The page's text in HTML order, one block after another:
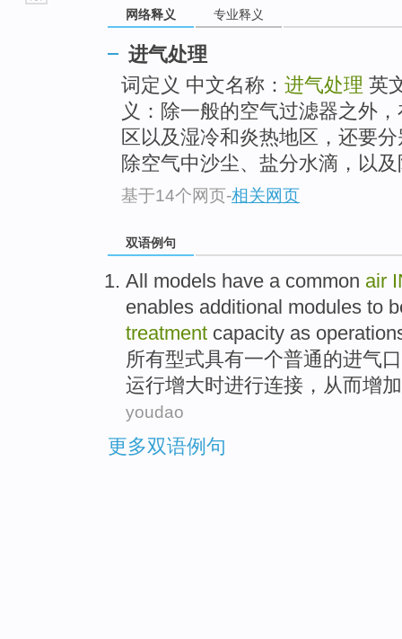
网络释义 专业释义
进气处理
词定义 中文名称： 进气处理 英
义：除一般的空气过滤器之外
区以及湿冷和炎热地区，还要
除空气中沙尘、盐分水滴，以
基于14个网页-相关网页
双语例句
All models have a common air
enables additional modules to
treatment capacity as
所有型式具有一个普通的进气口
运行增大时进行连接 ， 从而增加
youdao
更多双语例句